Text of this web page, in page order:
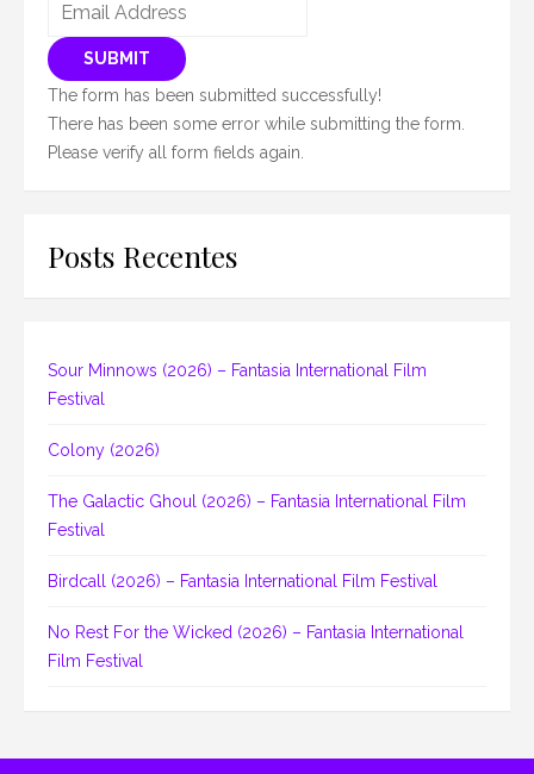
SUBMIT
The form has been submitted successfully!
There has been some error while submitting the form.
Please verify all form fields again.
Posts Recentes
Sour Minnows (2026) – Fantasia International Film
Festival
Colony (2026)
The Galactic Ghoul (2026) – Fantasia International Film
Festival
Birdcall (2026) – Fantasia International Film Festival
No Rest For the Wicked (2026) – Fantasia International
Film Festival